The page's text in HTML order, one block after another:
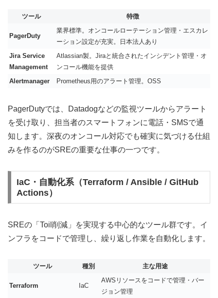
ツール 特徴
PagerDuty
業界標準。オンコールローテーション管理・エスカレ
ーション設定が充実。日本法人あり
Jira Service
Management
Atlassian製。Jiraと統合されたインシデント管理・オ
ンコール機能を提供
Alertmanager
Prometheus用のアラート管理。OSS
PagerDutyでは、Datadogなどの監視ツールからアラート
を受け取り、担当者のスマートフォンに電話・SMSで通
知します。深夜のオンコール対応でも確実に気づける仕組
みを作るのがSREの重要な仕事の一つです。
IaC・自動化系（Terraform / Ansible / GitHub
Actions）
SREの「Toil削減」を実現する中心的なツール群です。イ
ンフラをコードで管理し、繰り返し作業を自動化します。
ツール 種別 主な用途
Terraform IaC
AWSリソースをコードで管理・バー
ジョン管理